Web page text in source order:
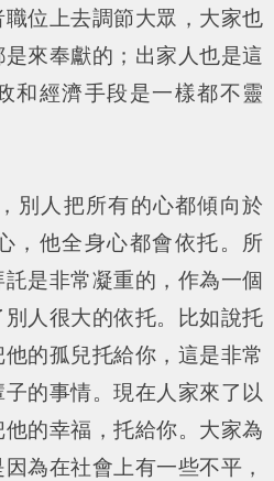
位上去調節大眾，大家也
來奉獻的；出家人也是這
和經濟手段是一樣都不靈
人把所有的心都傾向於
，他全身心都會依托。所
是非常凝重的，作為一個
人很大的依托。比如說托
的孤兒托給你，這是非常
的事情。現在人家來了以
的幸福，托給你。大家為
為在社會上有一些不平，